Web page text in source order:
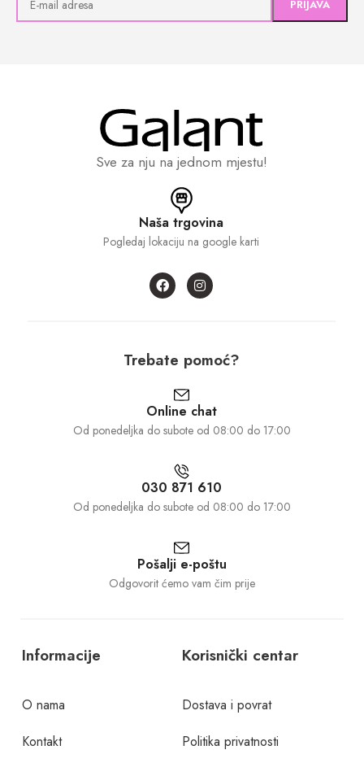
Sve za nju na jednom mjestu!
Naša trgovina
Pogledaj lokaciju na google karti
Trebate pomoć?
Online chat
Od ponedeljka do subote od 08:00 do 17:00
030 871 610
Od ponedeljka do subote od 08:00 do 17:00
Pošalji e-poštu
Odgovorit ćemo vam čim prije
Informacije
O nama
Kontakt
Korisnički centar
Dostava i povrat
Politika privatnosti